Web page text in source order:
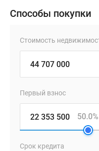
Способы покупки
Стоимость
Первый взнос
50.0%
Срок кредита